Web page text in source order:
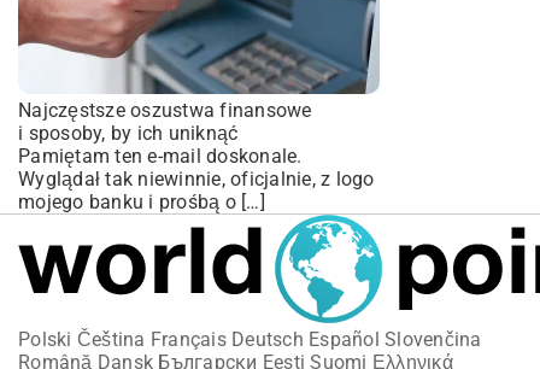
Najczęstsze oszustwa finansowe
i sposoby, by ich uniknąć
Pamiętam ten e-mail doskonale.
Wyglądał tak niewinnie, oficjalnie, z logo
mojego banku i prośbą o […]
Polski Čeština Français Deutsch Español Slovenčina
Română Dansk Български Eesti Suomi Ελληνικά